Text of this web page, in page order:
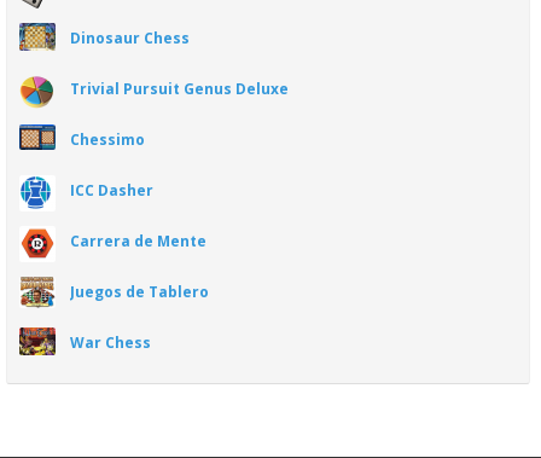
Dinosaur Chess
Trivial Pursuit Genus Deluxe
Chessimo
ICC Dasher
Carrera de Mente
Juegos de Tablero
War Chess